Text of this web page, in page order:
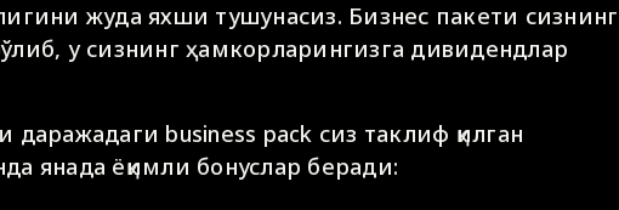
жуда яхши тушунасиз. Бизнес пакети сизнинг
у сизнинг ҳамкорларингизга дивидендлар
даражадаги business pack сиз таклиф қилган
янада ёқимли бонуслар беради: